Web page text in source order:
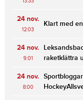
24 nov.
12:03
Klart med
24 nov.
9:01
raketklättra
24 nov.
8:00